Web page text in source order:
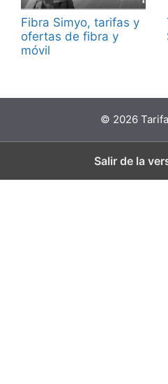
Fibra Simyo, tarifas y
ofertas de fibra y
móvil
© 2026
Salir de la